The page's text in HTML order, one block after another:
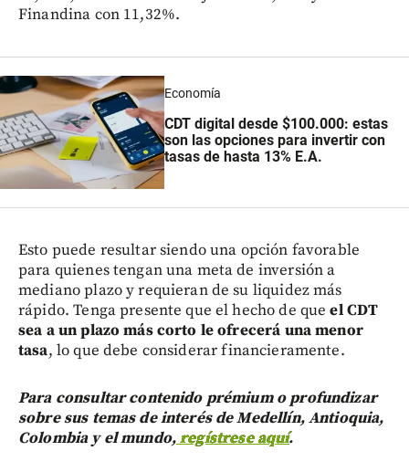
Finandina con 11,32%.
Economía
CDT digital desde $100.000: estas
son las opciones para invertir con
tasas de hasta 13% E.A.
Esto puede resultar siendo una opción favorable
para quienes tengan una meta de inversión a
mediano plazo y requieran de su liquidez más
rápido. Tenga presente que el hecho de que el CDT
sea a un plazo más corto le ofrecerá una menor
tasa, lo que debe considerar financieramente.
Para consultar contenido prémium o profundizar
sobre sus temas de interés de Medellín, Antioquia,
Colombia y el mundo,regístrese aquí.